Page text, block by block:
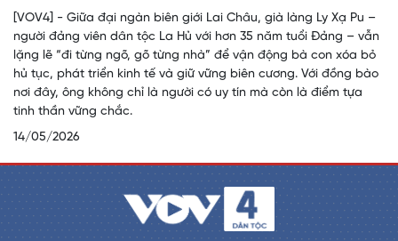
[VOV4] - Giữa đại ngàn biên giới Lai Châu, già làng Ly Xạ Pu –
người đảng viên dân tộc La Hủ với hơn 35 năm tuổi Đảng – vẫn
lặng lẽ “đi từng ngõ, gõ từng nhà” để vận động bà con xóa bỏ
hủ tục, phát triển kinh tế và giữ vững biên cương. Với đồng bào
nơi đây, ông không chỉ là người có uy tín mà còn là điểm tựa
tinh thần vững chắc.
14/05/2026